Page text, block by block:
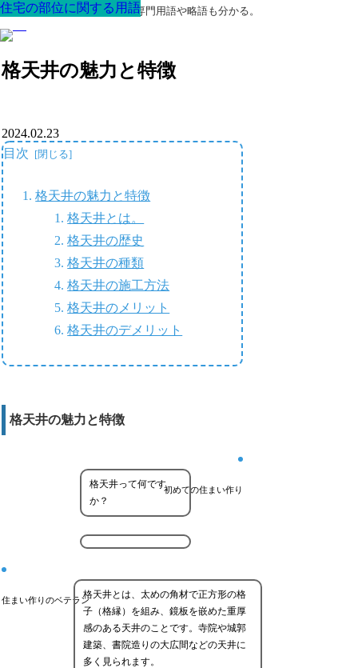
最高の家を作るための知識！専門用語や略語も分かる。
格天井の魅力と特徴
住宅の部位に関する用語
2024.02.23
目次
格天井の魅力と特徴
格天井とは。
格天井の歴史
格天井の種類
格天井の施工方法
格天井のメリット
格天井のデメリット
格天井の魅力と特徴
初めての住まい作り
格天井って何です
か？
住まい作りのベテラン格天井とは、太めの角材で正方形の格
子（格縁）を組み、鏡板を嵌めた重厚
感のある天井のことです。寺院や城郭
建築、書院造りの大広間などの天井に
多く見られます。
住宅の部位に関する用語
住宅の部位に関する用語
住宅の部位に関する用語
住宅の部位に関する用語
住宅の部位に関する用語
住宅の部位に関する用語